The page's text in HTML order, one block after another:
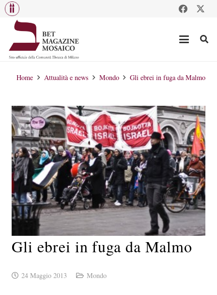
Home Attualità e news Mondo Gli ebrei in fuga da Malmo
Gli ebrei in fuga da Malmo
24 Maggio 2013 Mondo